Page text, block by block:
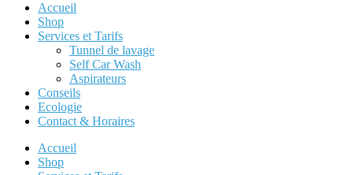
Accueil
Shop
Services et Tarifs
Tunnel de lavage
Self Car Wash
Aspirateurs
Conseils
Ecologie
Contact & Horaires
Accueil
Shop